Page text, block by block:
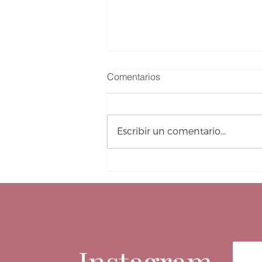
beneficios, historia y recetas
Comentarios
Escribir un comentario...